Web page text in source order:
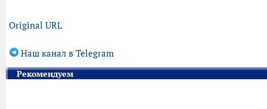
Original URL
Наш канал в Telegram
Рекомендуем